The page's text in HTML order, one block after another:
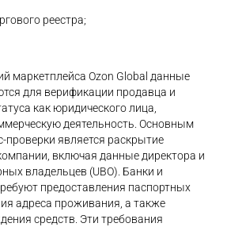
реестра;
маркетплейса Ozon Global данные
для верификации продавца и
как юридического лица,
деятельность. Основным
является раскрытие
включая данные директора и
владельцев (UBO). Банки и
предоставления паспортных
адреса проживания, а также
средств. Эти требования